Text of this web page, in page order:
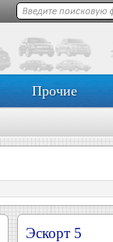
Прочие
Эскорт 5